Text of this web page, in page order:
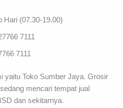
Hari (07.30-19.00)
7111
7111
yaitu Toko Sumber Jaya. Grosir
mencari tempat jual
dan sekitarnya.